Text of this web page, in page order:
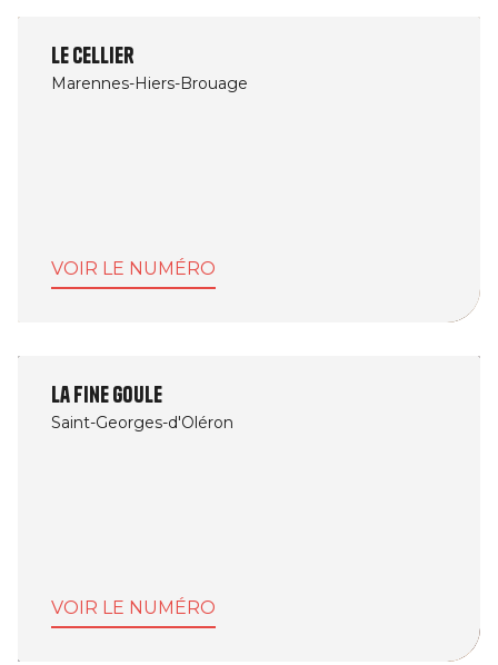
Le Cellier
Marennes-Hiers-Brouage
VOIR LE NUMÉRO
La Fine Goule
Saint-Georges-d'Oléron
VOIR LE NUMÉRO